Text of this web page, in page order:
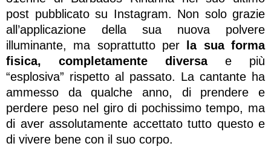
post pubblicato su Instagram. Non solo grazie
all’applicazione della sua nuova polvere
illuminante, ma soprattutto per
la sua forma
fisica, completamente diversae più
“esplosiva” rispetto al passato. La cantante ha
ammesso da qualche anno, di prendere e
perdere peso nel giro di pochissimo tempo, ma
di aver assolutamente accettato tutto questo e
di vivere bene con il suo corpo.